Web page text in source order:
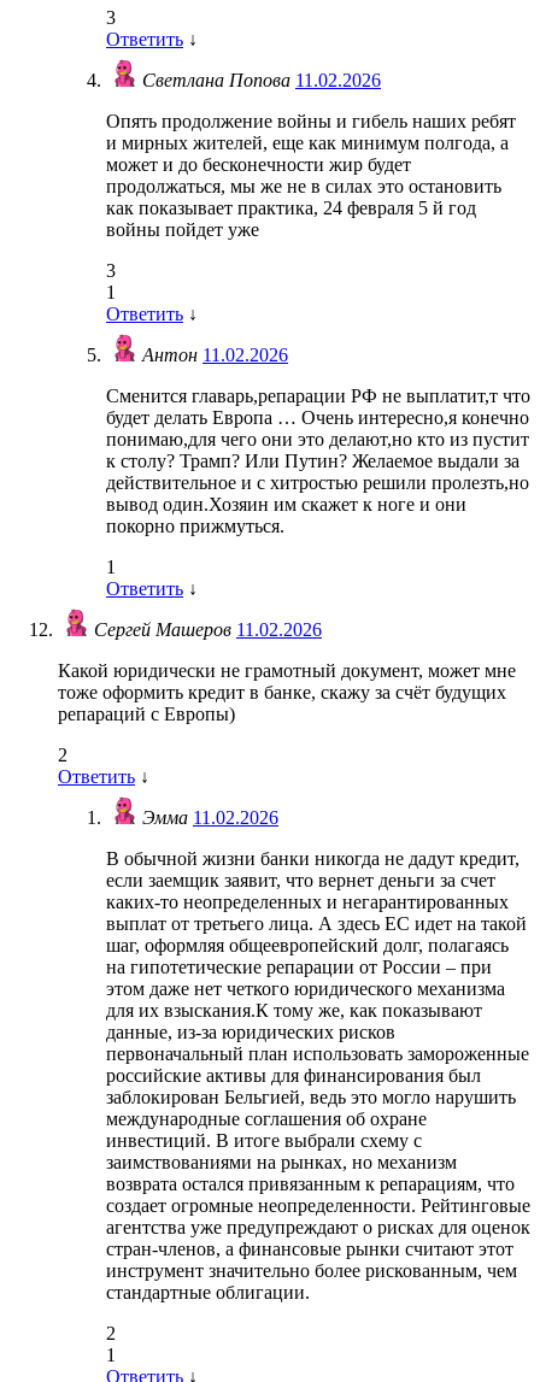
3
Ответить ↓
Светлана Попова 11.02.2026
Опять продолжение войны и гибель наших ребят
и мирных жителей, еще как минимум полгода, а
может и до бесконечности жир будет
продолжаться, мы же не в силах это остановить
как показывает практика, 24 февраля 5 й год
войны пойдет уже
3
1
Ответить ↓
Антон 11.02.2026
Сменится главарь,репарации РФ не выплатит,т что
будет делать Европа … Очень интересно,я конечно
понимаю,для чего они это делают,но кто из пустит
к столу? Трамп? Или Путин? Желаемое выдали за
действительное и с хитростью решили пролезть,но
вывод один.Хозяин им скажет к ноге и они
покорно прижмуться.
1
Ответить ↓
Сергей Машеров 11.02.2026
Какой юридически не грамотный документ, может мне
тоже оформить кредит в банке, скажу за счёт будущих
репараций с Европы)
2
Ответить ↓
Эмма 11.02.2026
В обычной жизни банки никогда не дадут кредит,
если заемщик заявит, что вернет деньги за счет
каких-то неопределенных и негарантированных
выплат от третьего лица. А здесь ЕС идет на такой
шаг, оформляя общеевропейский долг, полагаясь
на гипотетические репарации от России – при
этом даже нет четкого юридического механизма
для их взыскания.К тому же, как показывают
данные, из-за юридических рисков
первоначальный план использовать замороженные
российские активы для финансирования был
заблокирован Бельгией, ведь это могло нарушить
международные соглашения об охране
инвестиций. В итоге выбрали схему с
заимствованиями на рынках, но механизм
возврата остался привязанным к репарациям, что
создает огромные неопределенности. Рейтинговые
агентства уже предупреждают о рисках для оценок
стран-членов, а финансовые рынки считают этот
инструмент значительно более рискованным, чем
стандартные облигации.
2
1
Ответить ↓